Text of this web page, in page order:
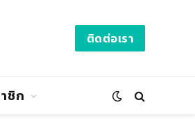
ติดต่อเรา
ชิก